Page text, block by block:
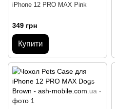
iPhone 12 PRO MAX Pink
349 грн
Купити